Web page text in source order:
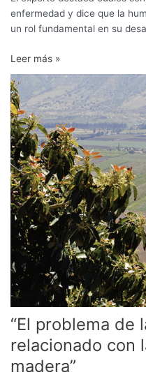
enfermedad y dice que la
un rol fundamental en su
Leer más »
“El problema de
relacionado con
madera”
“El
problema
de
la
cuaja
está
muy
relacionado
con
la
calidad
de
la
madera”